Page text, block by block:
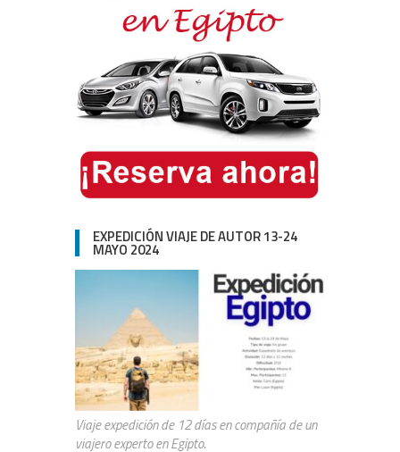
EXPEDICIÓN VIAJE DE AUTOR 13-24
MAYO 2024
Viaje expedición de 12 días en compañía de un
viajero experto en Egipto.